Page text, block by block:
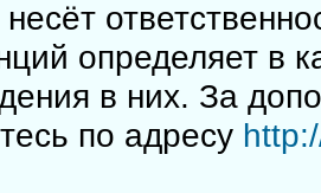
определяет в
в них. За
по адресу